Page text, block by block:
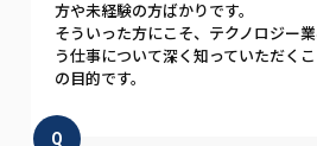
方や未経験の方ばかりです。
そういった方にこそ、テクノロジー
う仕事について深く知っていただく
の目的です。
Q